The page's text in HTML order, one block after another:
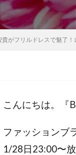
貴がフリルドレスで魅了
こんにちは。『
ファッションブ
1/28日23:00〜